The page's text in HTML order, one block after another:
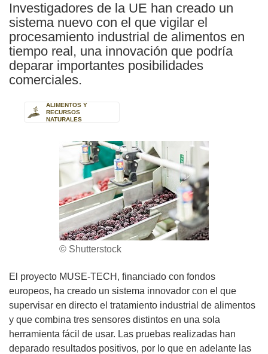
Investigadores de la UE han creado un
sistema nuevo con el que vigilar el
procesamiento industrial de alimentos en
tiempo real, una innovación que podría
deparar importantes posibilidades
comerciales.
ALIMENTOS Y
RECURSOS
NATURALES
© Shutterstock
El proyecto MUSE-TECH, financiado con fondos
europeos, ha creado un sistema innovador con el que
supervisar en directo el tratamiento industrial de alimentos
y que combina tres sensores distintos en una sola
herramienta fácil de usar. Las pruebas realizadas han
deparado resultados positivos, por lo que en adelante las